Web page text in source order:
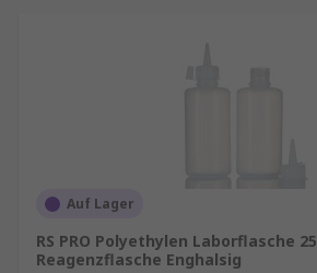
Auf Lager
RS PRO Polyethylen Laborflasche
Reagenzflasche Enghalsig